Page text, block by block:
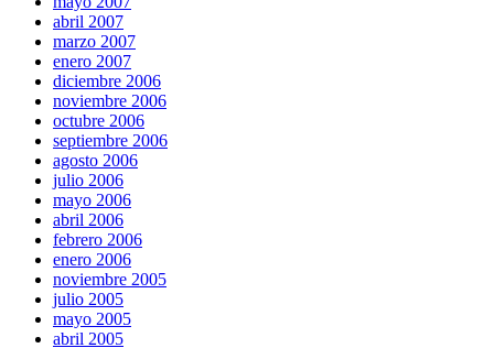
abril 2007
marzo 2007
enero 2007
diciembre 2006
noviembre 2006
octubre 2006
septiembre 2006
agosto 2006
julio 2006
mayo 2006
abril 2006
febrero 2006
enero 2006
noviembre 2005
julio 2005
mayo 2005
abril 2005